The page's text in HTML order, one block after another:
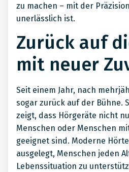
zu machen – mit der
unerlässlich ist.
Zurück auf
mit neuer
Seit einem Jahr, nach
sogar zurück auf der Bühne.
zeigt, dass Hörgeräte nicht
Menschen oder Menschen
geeignet sind. Moderne
ausgelegt, Menschen jeden
Lebenssituation zu